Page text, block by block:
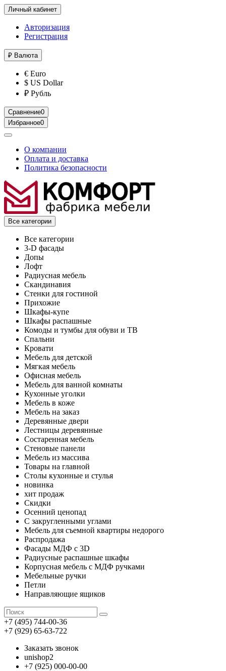
Личный кабинет
Авторизация
Регистрация
₽ Валюта
€ Euro
$ US Dollar
₽ Рубль
Сравнение0
Избранное0
О компании
Оплата и доставка
Политика безопасности
Все категории
Все категории
3-D фасады
Допы
Лофт
Радиусная мебель
Скандинавия
Стенки для гостиной
Прихожие
Шкафы-купе
Шкафы распашные
Комоды и тумбы для обуви и ТВ
Спальни
Кровати
Мебель для детской
Мягкая мебель
Офисная мебель
Мебель для ванной комнаты
Кухонные уголки
Мебель в коже
Мебель на заказ
Деревянные двери
Лестницы деревянные
Состаренная мебель
Стеновые панели
Мебель из массива
Товары на главной
Столы кухонные и стулья
новинка
хит продаж
Скидки
Осенний ценопад
С закругленными углами
Мебель для съемной квартиры недорого
Распродажа
Фасады МДФ с 3D
Радиусные распашные шкафы
Корпусная мебель с МДФ ручками
Мебельные ручки
Петли
Направляющие ящиков
+7 (495) 744-00-36
+7 (929) 65-63-722
Заказать звонок
unishop2
+7 (925) 000-00-00